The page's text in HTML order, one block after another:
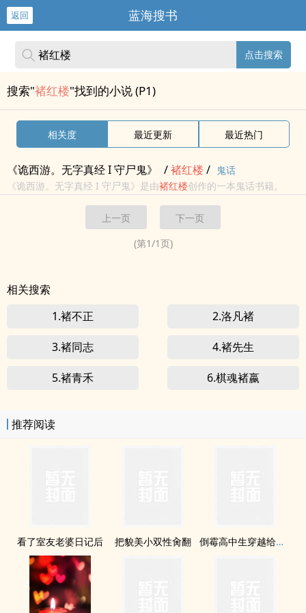
返回 蓝海搜书
点击搜索
搜索"褚红楼"找到的小说 (P1)
相关度 最近更新 最近热门
《诡西游。无字真经 I 守尸鬼》 /褚红楼 / 鬼话
《诡西游。无字真经 I 守尸鬼》是由褚红楼创作的一本鬼话书籍。
上一页
下一页
(第1/1页)
相关搜索
1.褚不正
2.洛凡褚
3.褚同志 4.褚先生
5.褚青禾 6.棋魂褚嬴
推荐阅读
看了室友老婆日记后 把貌美小双性肏翻 倒霉高中生穿越给龙傲天做老婆